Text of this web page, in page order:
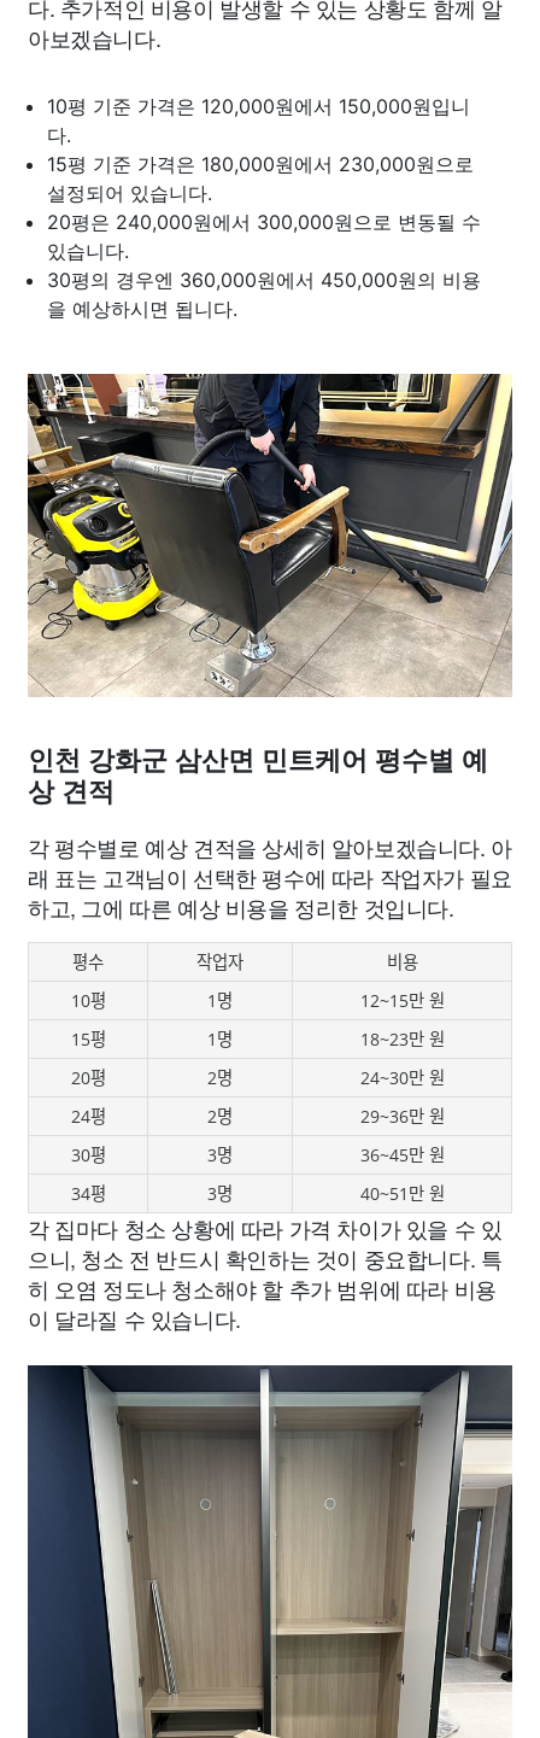
다. 추가적인 비용이 발생할 수 있는 상황도 함께 알
아보겠습니다.
10평 기준 가격은 120,000원에서 150,000원입니
다.
15평 기준 가격은 180,000원에서 230,000원으로
설정되어 있습니다.
20평은 240,000원에서 300,000원으로 변동될 수
있습니다.
30평의 경우엔 360,000원에서 450,000원의 비용
을 예상하시면 됩니다.
인천 강화군 삼산면 민트케어 평수별 예
상 견적
각 평수별로 예상 견적을 상세히 알아보겠습니다. 아
래 표는 고객님이 선택한 평수에 따라 작업자가 필요
하고, 그에 따른 예상 비용을 정리한 것입니다.
평수 작업자
비용
10평
1명
12~15만 원
15평
1명
18~23만 원
20평
2명
24~30만 원
24평
2명
29~36만 원
30평
3명
36~45만 원
34평
3명 40~51만 원
각 집마다 청소 상황에 따라 가격 차이가 있을 수 있
으니, 청소 전 반드시 확인하는 것이 중요합니다. 특
히 오염 정도나 청소해야 할 추가 범위에 따라 비용
이 달라질 수 있습니다.